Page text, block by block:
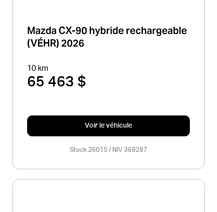
Mazda CX-90 hybride rechargeable
(VÉHR) 2026
10 km
65 463 $
Voir le véhicule
Stock 26015 / NIV 368287